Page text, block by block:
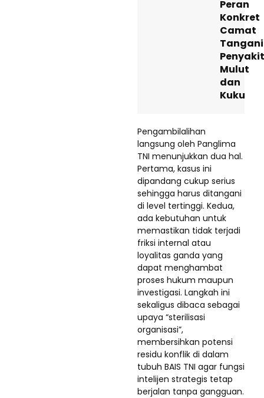
Peran
Konkret
Camat
Tangani
Penyakit
Mulut
dan
Kuku
Pengambilalihan
langsung oleh Panglima
TNI menunjukkan dua hal.
Pertama, kasus ini
dipandang cukup serius
sehingga harus ditangani
di level tertinggi. Kedua,
ada kebutuhan untuk
memastikan tidak terjadi
friksi internal atau
loyalitas ganda yang
dapat menghambat
proses hukum maupun
investigasi. Langkah ini
sekaligus dibaca sebagai
upaya “sterilisasi
organisasi”,
membersihkan potensi
residu konflik di dalam
tubuh BAIS TNI agar fungsi
intelijen strategis tetap
berjalan tanpa gangguan.